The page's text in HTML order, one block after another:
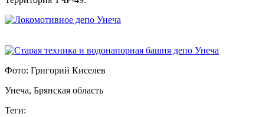
Фото: Григорий Киселев
Унеча, Брянская область
Теги: